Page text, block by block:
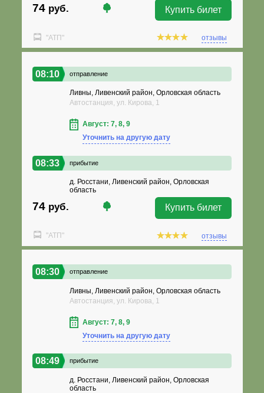
74 руб. Купить билет
"АТП" отзывы
08:10 отправление
Ливны, Ливенский район, Орловская область
Автостанция, ул. Кирова, 1
Август: 7, 8, 9
Уточнить на другую дату
08:33 прибытие
д. Росстани, Ливенский район, Орловская
область
74 руб. Купить билет
"АТП" отзывы
08:30 отправление
Ливны, Ливенский район, Орловская область
Автостанция, ул. Кирова, 1
Август: 7, 8, 9
Уточнить на другую дату
08:49 прибытие
д. Росстани, Ливенский район, Орловская
область